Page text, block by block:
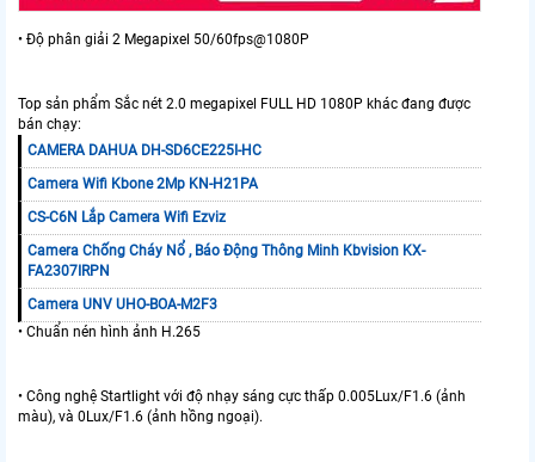
• Độ phân giải 2 Megapixel 50/60fps@1080P
Top sản phẩm Sắc nét 2.0 megapixel FULL HD 1080P khác đang được
bán chạy:
CAMERA DAHUA DH-SD6CE225I-HC
Camera Wifi Kbone 2Mp KN-H21PA
CS-C6N Lắp Camera Wifi Ezviz
Camera Chống Cháy Nổ , Báo Động Thông Minh Kbvision KX-
FA2307IRPN
Camera UNV UHO-BOA-M2F3
• Chuẩn nén hình ảnh H.265
• Công nghệ Startlight với độ nhạy sáng cực thấp 0.005Lux/F1.6 (ảnh
màu), và 0Lux/F1.6 (ảnh hồng ngoại).